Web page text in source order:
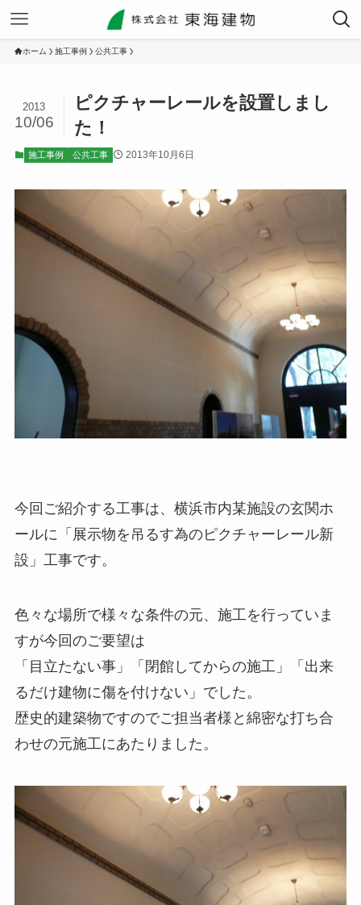
ホーム 施工事例 公共工事
ピクチャーレールを設置しまし
た！
2013
10/06
施工事例 公共工事 2013年10月6日
今回ご紹介する工事は、横浜市内某施設の玄関ホ
ールに「展示物を吊るす為のピクチャーレール新
設」工事です。
色々な場所で様々な条件の元、施工を行っていま
すが今回のご要望は
「目立たない事」「閉館してからの施工」「出来
るだけ建物に傷を付けない」でした。
歴史的建築物ですのでご担当者様と綿密な打ち合
わせの元施工にあたりました。